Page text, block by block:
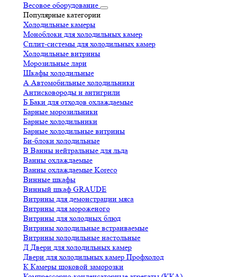
Весовое оборудование
Популярные категории
Холодильные камеры
Моноблоки для холодильных камер
Сплит-системы для холодильных камер
Холодильные витрины
Морозильные лари
Шкафы холодильные
А Автомобильные холодильники
Антисковороды и антигрили
Б Баки для отходов охлаждаемые
Барные морозильники
Барные холодильники
Барные холодильные витрины
Би-блоки холодильные
В Ванны нейтральные для льда
Ванны охлаждаемые
Ванны охлаждаемые Koreco
Винные шкафы
Винный шкаф GRAUDE
Витрины для демонстрации мяса
Витрины для мороженого
Витрины для холодных блюд
Витрины холодильные встраиваемые
Витрины холодильные настольные
Д Двери для холодильных камер
Двери для холодильных камер Профхолод
К Камеры шоковой заморозки